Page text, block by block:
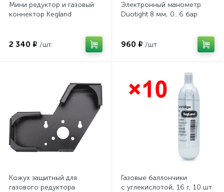
Мини редуктор и газовый
коннектор Kegland
2 340 ₽ /шт.
Электронный манометр
Duotight 8 мм, 0…6 бар
960 ₽ /шт.
Кожух защитный для
газового редуктора
Газовые баллончики
с углекислотой, 16 г, 10 шт.